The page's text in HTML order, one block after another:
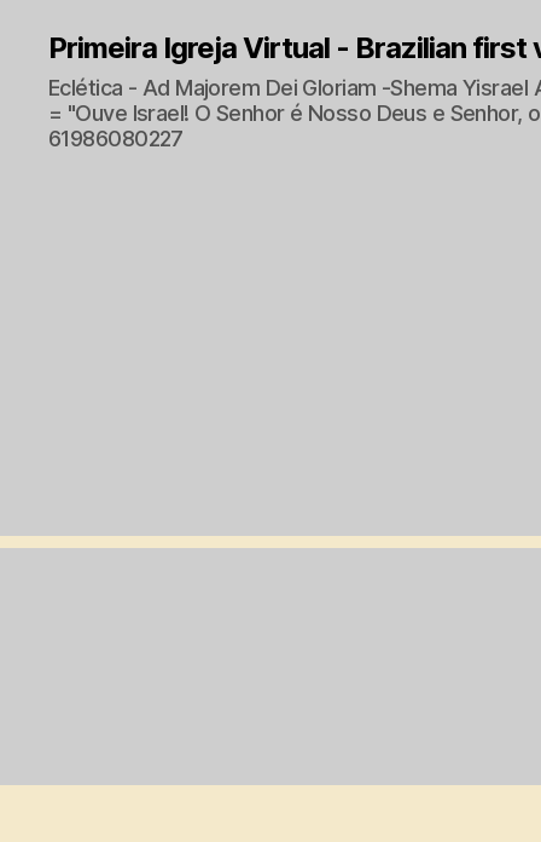
Primeira Igreja Virtual - Brazilian first
Eclética - Ad Majorem Dei Gloriam -Shema Yisrael
= "Ouve Israel! O Senhor é Nosso Deus e Senhor,
61986080227